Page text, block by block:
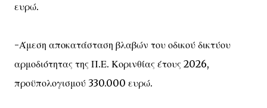
ευρώ.
-Άμεση αποκατάσταση βλαβών του οδικού δικτύου
αρμοδιότητας της Π.Ε. Κορινθίας έτους 2026,
προϋπολογισμού 330.000 ευρώ.